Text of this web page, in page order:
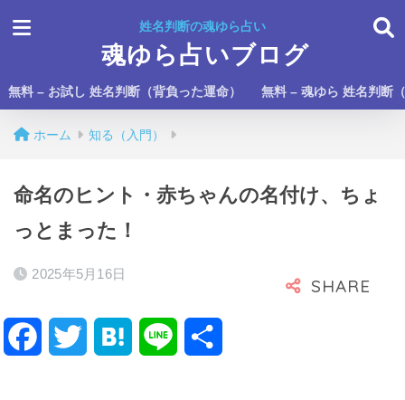
姓名判断の魂ゆら占い
魂ゆら占いブログ
無料 – お試し 姓名判断（背負った運命） 無料 – 魂ゆら 姓名判断
ホーム 知る（入門）
命名のヒント・赤ちゃんの名付け、ちょ
っとまった！
2025年5月16日